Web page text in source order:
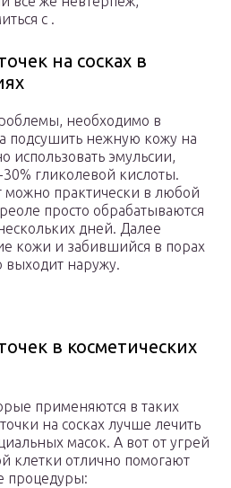
с .
на сосках в
необходимо в
подсушить нежную кожу на
использовать эмульсии,
гликолевой кислоты.
можно практически в любой
просто обрабатываются
дней. Далее
кожи и забившийся в порах
выходит наружу.
в косметических
применяются в таких
на сосках лучше лечить
масок. А вот от угрей
клетки отлично помогают
процедуры: